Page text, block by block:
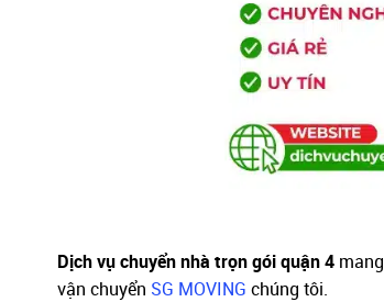
Dịch vụ chuyển nhà trọn gói quận 4
vận chuyển SG MOVING chúng tôi.